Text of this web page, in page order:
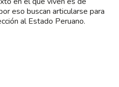
eso buscan articularse para
al Estado Peruano.